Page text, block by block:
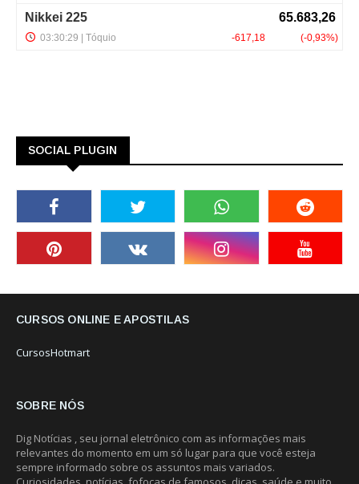
SOCIAL PLUGIN
CURSOS ONLINE E APOSTILAS
CursosHotmart
SOBRE NÓS
Dig Notícias , seu jornal eletrônico com as informações mais
relevantes do momento em um só lugar para que você esteja
sempre informado sobre os assuntos mais variados.